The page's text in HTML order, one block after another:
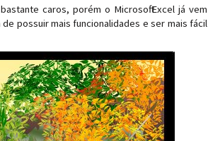
caros, porém o Microsoft Excel já vem
possuir mais funcionalidades e ser mais fácil